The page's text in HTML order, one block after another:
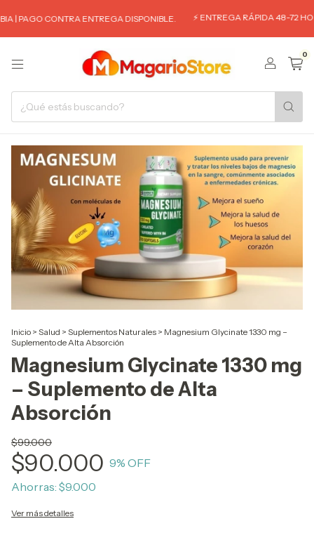
| PAGO CONTRA ENTREGA DISPONIBLE. ⚡ ENTREGA RÁPIDA 48-72
0
Inicio > Salud > Suplementos Naturales > Magnesium Glycinate 1330 mg –
Suplemento de Alta Absorción
Magnesium Glycinate 1330 mg
– Suplemento de Alta
Absorción
$99.000
$90.000 9% OFF
Ahorras: $9.000
Ver más detalles